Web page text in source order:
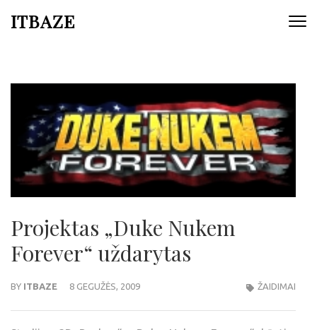
ITBAZE
Projektas „Duke Nukem
Forever“ uždarytas
BY ITBAZE 8 GEGUŽĖS, 2009 ŽAIDIMAI